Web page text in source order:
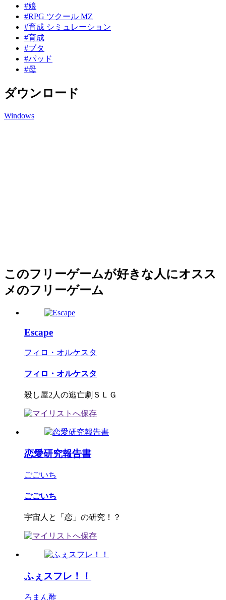
#娘
#RPG ツクール MZ
#育成 シミュレーション
#育成
#ブタ
#パッド
#母
ダウンロード
Windows
このフリーゲームが好きな人にオスス
メのフリーゲーム
Escape
フィロ・オルケスタ
フィロ・オルケスタ
殺し屋2人の逃亡劇ＳＬＧ
恋愛研究報告書
ごごいち
ごごいち
宇宙人と「恋」の研究！？
ふぇスフレ！！
ろまん酢